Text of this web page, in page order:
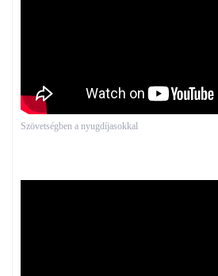
Szövetségben a nyugdíjasokkal